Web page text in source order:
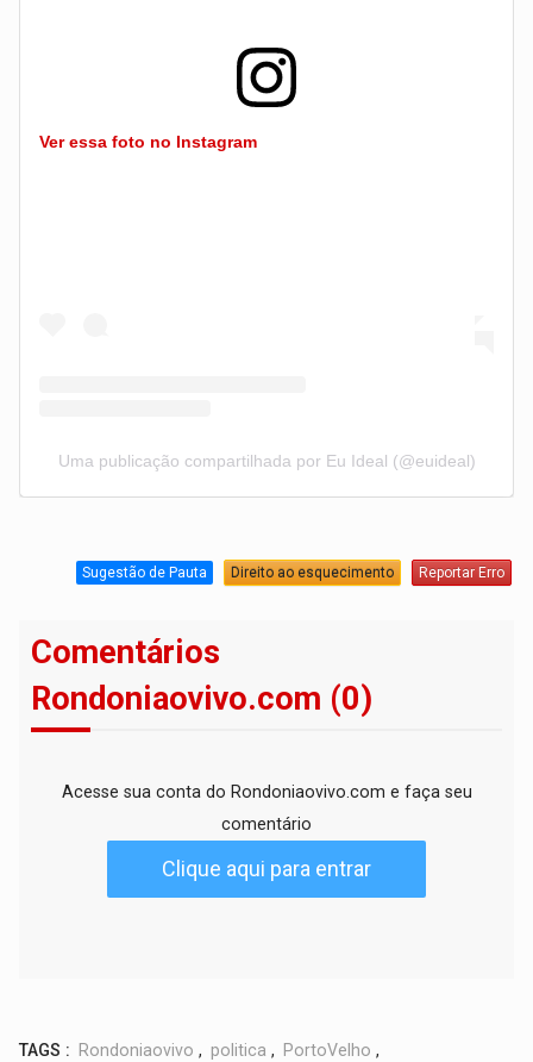
Ver essa foto no Instagram
Uma publicação compartilhada por Eu Ideal (@euideal)
Sugestão de Pauta Direito ao esquecimento Reportar Erro
Comentários
Rondoniaovivo.com (0)
Acesse sua conta do Rondoniaovivo.com e faça seu
comentário
Clique aqui para entrar
TAGS : Rondoniaovivo , politica , PortoVelho ,